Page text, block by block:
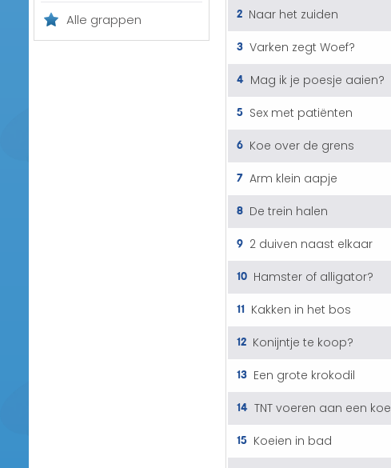
Alle grappen
2 Naar het zuiden
3 Varken zegt Woef?
4 Mag ik je poesje aaien?
5 Sex met patiënten
6 Koe over de grens
7 Arm klein aapje
8 De trein halen
9 2 duiven naast elkaar
10 Hamster of alligator?
11 Kakken in het bos
12 Konijntje te koop?
13 Een grote krokodil
14 TNT voeren aan een koe
15 Koeien in bad